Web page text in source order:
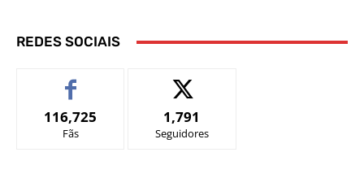
REDES SOCIAIS
116,725
Fãs
1,791
Seguidores